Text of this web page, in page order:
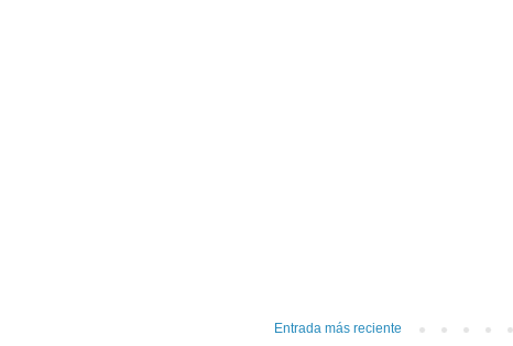
Entrada más reciente